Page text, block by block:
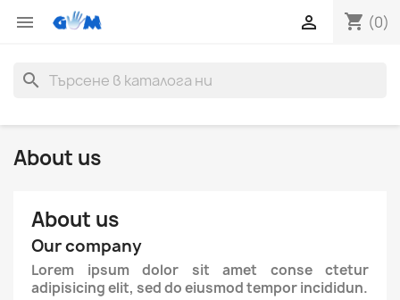
 shopping_cart (0)

search
About us
About us
Our company
Lorem ipsum dolor sit amet conse ctetur
adipisicing elit, sed do eiusmod tempor incididun.